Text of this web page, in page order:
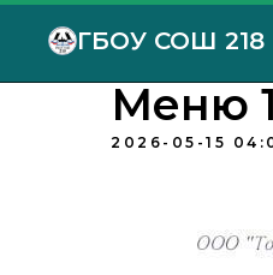
ГБОУ СОШ 218
Меню
2026-05-15